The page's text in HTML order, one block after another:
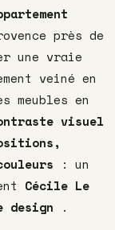
près de
une vraie
veiné en
meubles en
visuel
: un
Cécile Le
design .